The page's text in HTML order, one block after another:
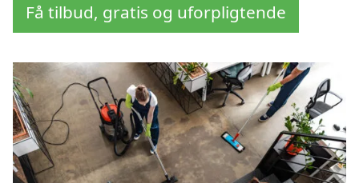
Få tilbud, gratis og uforpligtende